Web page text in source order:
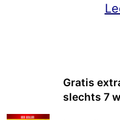
Gratis
slechts 7